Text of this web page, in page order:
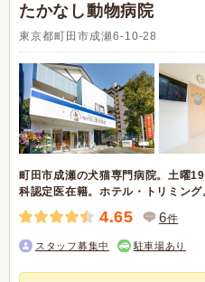
たかなし動物病院
東京都町田市成瀬6-10-28
町田市成瀬の犬猫専門病院。土曜
科認定医在籍。ホテル・トリミング
4.65 6件
スタッフ募集中 駐車場あり